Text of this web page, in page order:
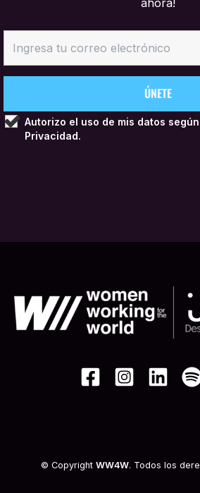
Autorizo el uso de mis datos
Privacidad.
© Copyright WW4W. Todos los